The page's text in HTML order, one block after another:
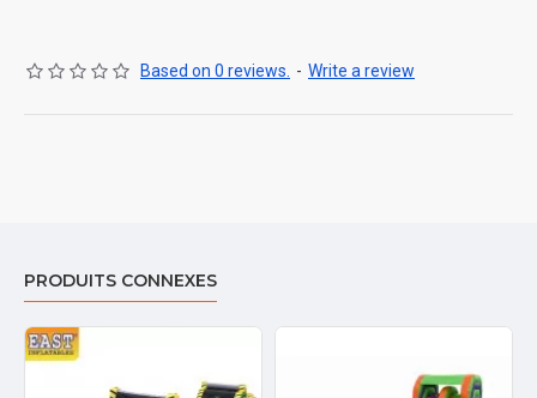
Based on 0 reviews. - Write a review
PRODUITS CONNEXES